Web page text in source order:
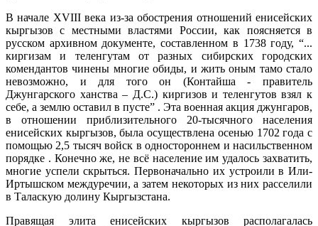
В начале XVIII века из-за обострения отношений енисейских
кыргызов с местными властями России, как поясняется в
русском архивном документе, составленном в 1738 году, “...
киргизам и теленгутам от разных сибирских городских
комендантов чинены многие обиды, и жить оным тамо стало
невозможно, и для того он (Контайша - правитель
Джунгарского ханства – Д.С.) киргизов и теленгутов взял к
себе, а землю оставил в пусте” . Эта военная акция джунгаров,
в отношении приблизительного 20-тысячного населения
енисейских кыргызов, была осуществлена осенью 1702 года с
помощью 2,5 тысяч войск в одностороннем и насильственном
порядке . Конечно же, не всё население им удалось захватить,
многие успели скрыться. Первоначально их устроили в Или-
Иртышском междуречии, а затем некоторых из них расселили
в Таласкую долину Кыргызстана.
Правящая элита енисейских кыргызов располагалась